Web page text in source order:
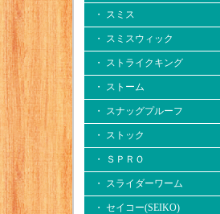
・ スミス
・ スミスウィック
・ ストライクキング
・ ストーム
・ スナッグプルーフ
・ ストック
・ ＳＰＲＯ
・ スライダーワーム
・ セイコー(SEIKO)